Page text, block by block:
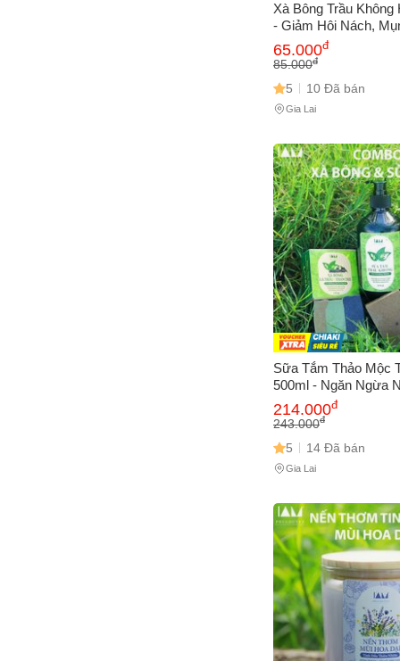
Xà Bông Trầu
- Giảm Hôi Nách,
Da, Tẩy Tế Bào
Mềm Mịn
65.000đ
85.000đ
5 10 Đã bán
Gia Lai
Sữa Tắm Thảo Mộc
500ml - Ngăn Ngừa
Lưng, Kháng Khuẩn
Ẩm và Làm Dịu Da
214.000đ
243.000đ
5 14 Đã bán
Gia Lai